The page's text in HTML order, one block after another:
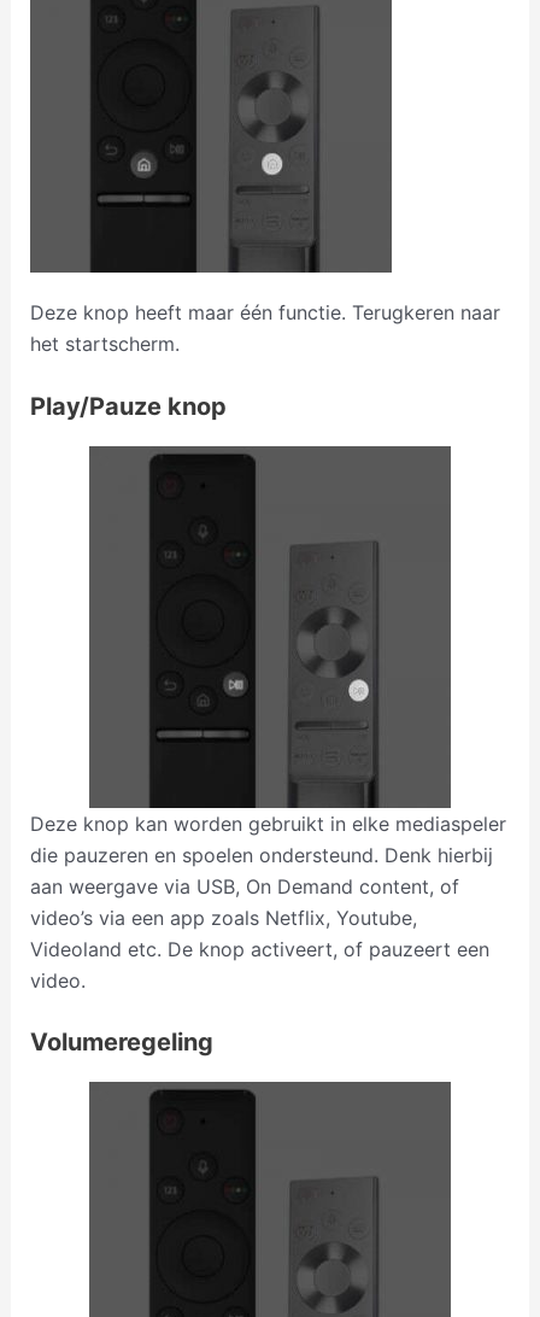
Deze knop heeft maar één functie. Terugkeren naar
het startscherm.
Play/Pauze knop
Deze knop kan worden gebruikt in elke mediaspeler
die pauzeren en spoelen ondersteund. Denk hierbij
aan weergave via USB, On Demand content, of
video’s via een app zoals Netflix, Youtube,
Videoland etc. De knop activeert, of pauzeert een
video.
Volumeregeling